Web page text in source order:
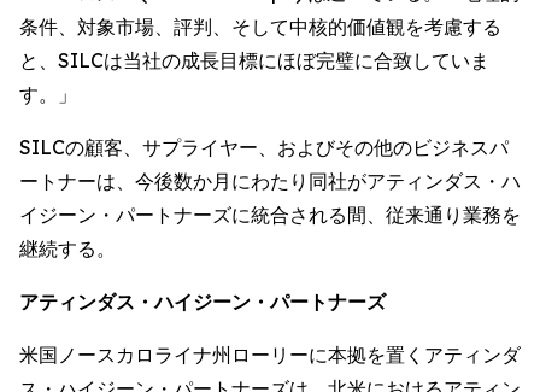
条件、対象市場、評判、そして中核的価値観を考慮する
と、SILCは当社の成長目標にほぼ完璧に合致していま
す。」
SILCの顧客、サプライヤー、およびその他のビジネスパ
ートナーは、今後数か月にわたり同社がアティンダス・ハ
イジーン・パートナーズに統合される間、従来通り業務を
継続する。
アティンダス・ハイジーン・パートナーズ
米国ノースカロライナ州ローリーに本拠を置くアティンダ